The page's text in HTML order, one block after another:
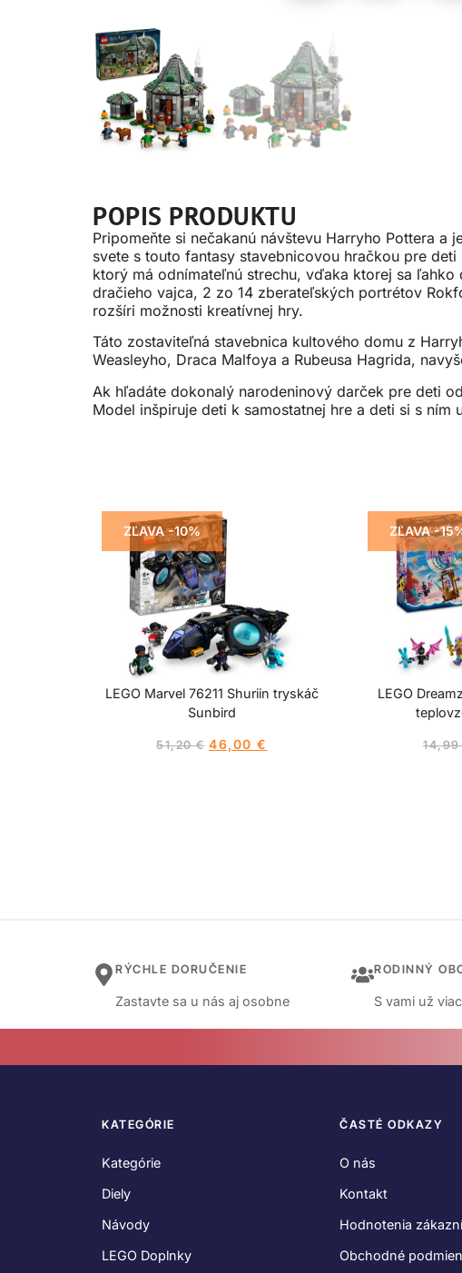
POPIS PRODUKTU
Pripomeňte si nečakanú návštevu Harryho Pottera
svete s touto fantasy stavebnicovou hračkou pre
ktorý má odnímateľnú strechu, vďaka ktorej sa
dračieho vajca, 2 zo 14 zberateľských portrétov
rozšíri možnosti kreatívnej hry.
Táto zostaviteľná stavebnica kultového domu z
Weasleyho, Draca Malfoya a Rubeusa Hagrida,
Ak hľadáte dokonalý narodeninový darček pre deti
Model inšpiruje deti k samostatnej hre a deti si s ním
ZĽAVA -10%
LEGO Marvel 76211 Shuriin tryskáč
Sunbird
51,20€ 46,00 €
ZĽAVA -
LEGO
RÝCHLE DORUČENIE
Zastavte sa u nás aj osobne
RODINNÝ
S vami už
KATEGÓRIE
Kategórie
Diely
Návody
LEGO Doplnky
ČASTÉ ODKAZY
O nás
Kontakt
Hodnotenia
Obchodné